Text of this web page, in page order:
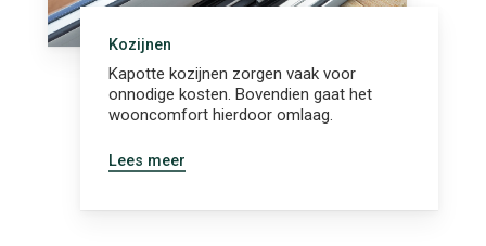
Kozijnen
Kapotte kozijnen zorgen vaak voor
onnodige kosten. Bovendien gaat het
wooncomfort hierdoor omlaag.
Lees meer